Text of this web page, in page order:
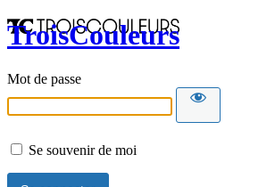
TroisCouleurs
Mot de passe
Se souvenir de moi